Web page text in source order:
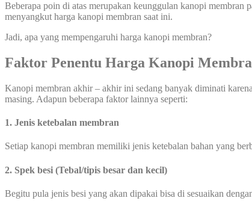
Beberapa poin di atas merupakan keunggulan kanopi
menyangkut harga kanopi membran saat ini.
Jadi, apa yang mempengaruhi harga kanopi membran?
Faktor Penentu Harga Kanopi
Kanopi membran akhir – akhir ini sedang banyak diminati
masing. Adapun beberapa faktor lainnya seperti:
1. Jenis ketebalan membran
Setiap kanopi membran memiliki jenis ketebalan bahan yang
2. Spek besi (Tebal/tipis besar dan kecil)
Begitu pula jenis besi yang akan dipakai bisa di sesuaikan